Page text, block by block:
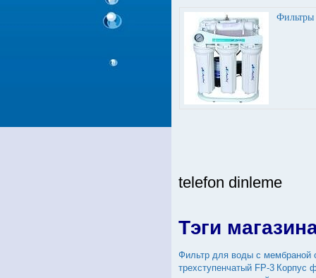
telefon dinleme
Тэги
Фильтр для воды с мембраной
трехступенчатый FP-3 Корпус